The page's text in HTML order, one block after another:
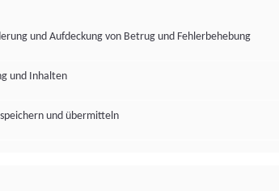
und Aufdeckung von Betrug und Fehlerbehebung
und Inhalten
und übermitteln